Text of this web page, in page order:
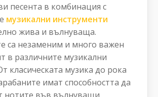
песента в комбинация с
музикални инструменти
жива и вълнуваща.
са незаменим и много важен
в различните музикални
класическата музика до рока
имат способността да